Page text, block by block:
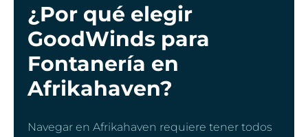
¿Por qué elegir
GoodWinds para
Fontanería en
Afrikahaven?
Navegar en Afrikahaven requiere tener todos